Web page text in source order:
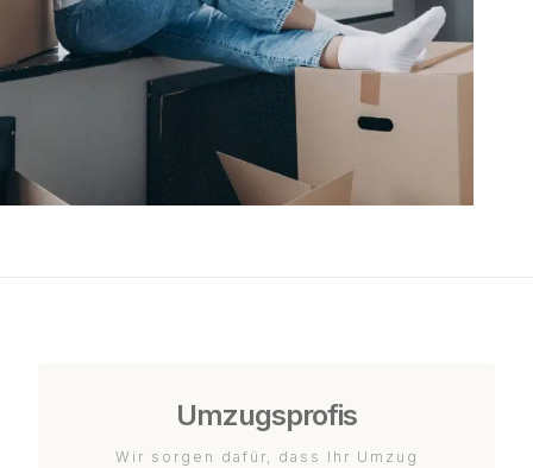
Umzugsprofis
Wir sorgen dafür, dass Ihr Umzug